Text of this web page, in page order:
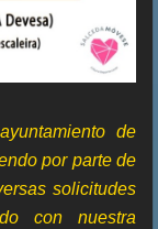
de
por parte de
solicitudes
con nuestra